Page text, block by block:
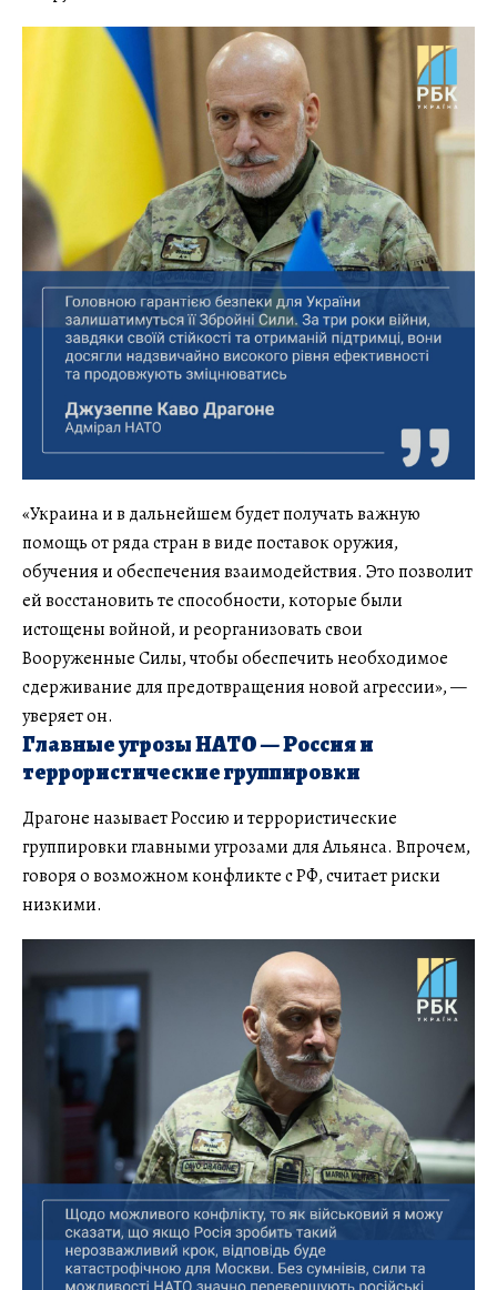
«Украина и в дальнейшем будет получать важную
помощь от ряда стран в виде поставок оружия,
обучения и обеспечения взаимодействия. Это позволит
ей восстановить те способности, которые были
истощены войной, и реорганизовать свои
Вооруженные Силы, чтобы обеспечить необходимое
сдерживание для предотвращения новой агрессии», —
уверяет он.
Главные угрозы НАТО — Россия и
террористические группировки
Драгоне называет Россию и террористические
группировки главными угрозами для Альянса. Впрочем,
говоря о возможном конфликте с РФ, считает риски
низкими.